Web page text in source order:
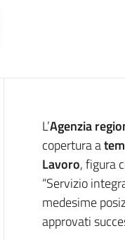
L’Agenzia
copertura a
Lavoro, figura
“Servizio
medesime
approvati